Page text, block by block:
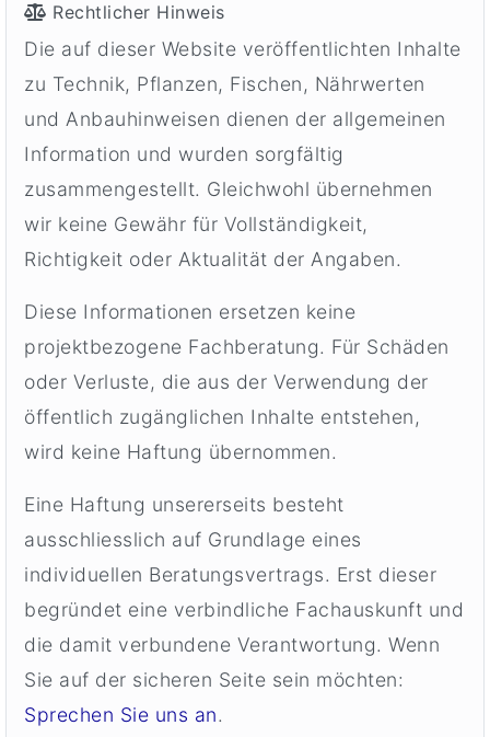
Rechtlicher Hinweis
Die auf dieser Website veröffentlichten Inhalte
zu Technik, Pflanzen, Fischen, Nährwerten
und Anbauhinweisen dienen der allgemeinen
Information und wurden sorgfältig
zusammengestellt. Gleichwohl übernehmen
wir keine Gewähr für Vollständigkeit,
Richtigkeit oder Aktualität der Angaben.
Diese Informationen ersetzen keine
projektbezogene Fachberatung. Für Schäden
oder Verluste, die aus der Verwendung der
öffentlich zugänglichen Inhalte entstehen,
wird keine Haftung übernommen.
Eine Haftung unsererseits besteht
ausschliesslich auf Grundlage eines
individuellen Beratungsvertrags. Erst dieser
begründet eine verbindliche Fachauskunft und
die damit verbundene Verantwortung. Wenn
Sie auf der sicheren Seite sein möchten:
Sprechen Sie uns an.